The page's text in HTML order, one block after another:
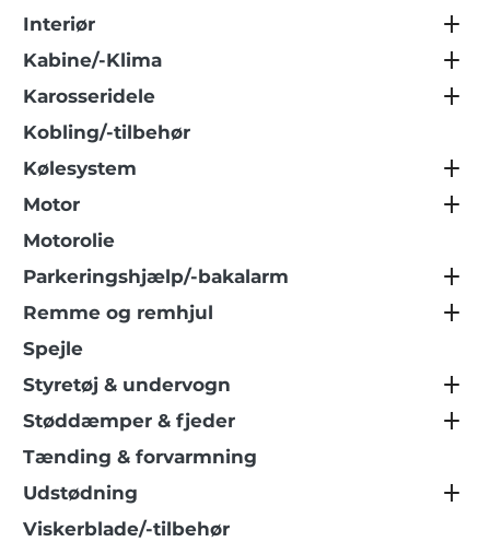
Interiør
Kabine/-Klima
Karosseridele
Kobling/-tilbehør
Kølesystem
Motor
Motorolie
Parkeringshjælp/-bakalarm
Remme og remhjul
Spejle
Styretøj & undervogn
Støddæmper & fjeder
Tænding & forvarmning
Udstødning
Viskerblade/-tilbehør